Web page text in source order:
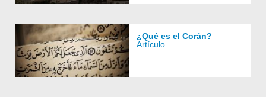
¿Qué es el Corán?
Artículo